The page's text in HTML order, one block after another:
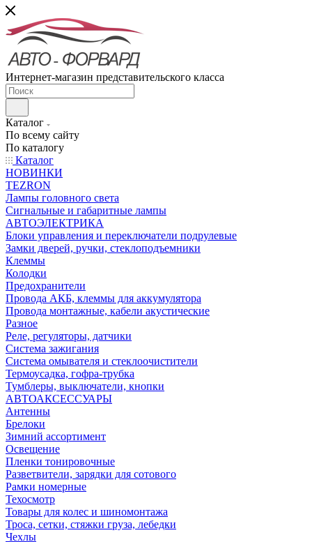
Интернет-магазин представительского класса
Каталог
По всему сайту
По каталогу
Каталог
НОВИНКИ
TEZRON
Лампы головного света
Сигнальные и габаритные лампы
АВТОЭЛЕКТРИКА
Блоки управления и переключатели подрулевые
Замки дверей, ручки, стеклоподъемники
Клеммы
Колодки
Предохранители
Провода АКБ, клеммы для аккумулятора
Провода монтажные, кабели акустические
Разное
Реле, регуляторы, датчики
Система зажигания
Система омывателя и стеклоочистители
Термоусадка, гофра-трубка
Тумблеры, выключатели, кнопки
АВТОАКСЕССУАРЫ
Антенны
Брелоки
Зимний ассортимент
Освещение
Пленки тонировочные
Разветвители, зарядки для сотового
Рамки номерные
Техосмотр
Товары для колес и шиномонтажа
Троса, сетки, стяжки груза, лебедки
Чехлы